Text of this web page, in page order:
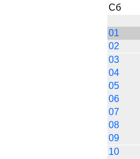
Сб
01
02
03
04
05
06
07
08
09
10